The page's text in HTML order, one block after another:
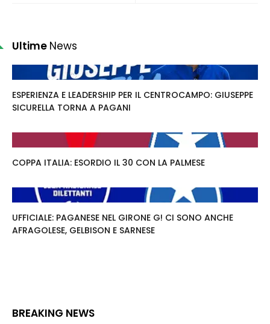
Ultime News
ESPERIENZA E LEADERSHIP PER IL CENTROCAMPO: GIUSEPPE
SICURELLA TORNA A PAGANI
COPPA ITALIA: ESORDIO IL 30 CON LA PALMESE
UFFICIALE: PAGANESE NEL GIRONE G! CI SONO ANCHE
AFRAGOLESE, GELBISON E SARNESE
BREAKING NEWS